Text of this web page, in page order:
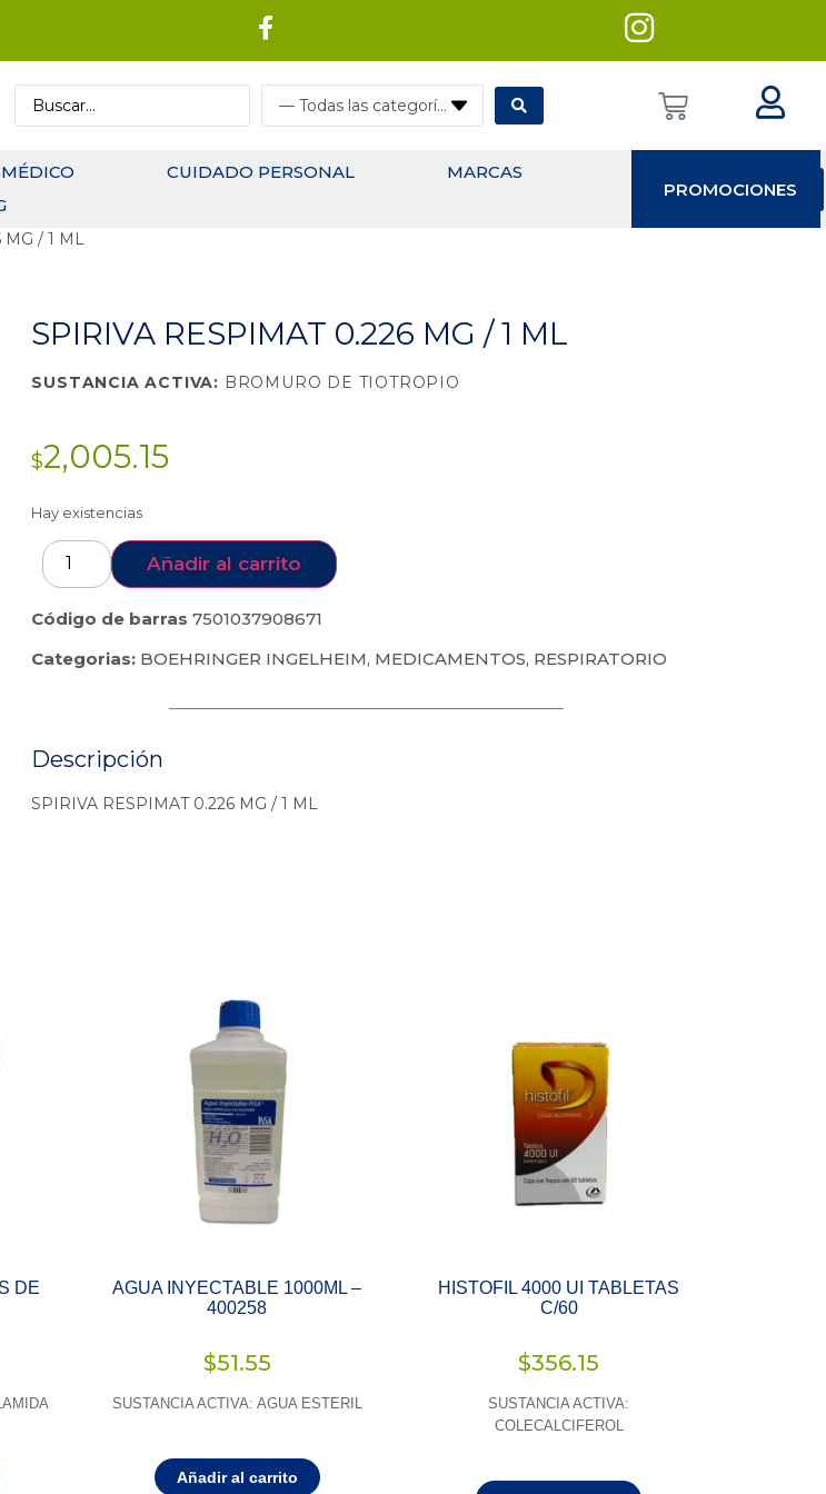
— Todas las categorías
CUIDADO PERSONAL
MARCAS
PROMOCIONES
MG / 1 ML
SPIRIVA RESPIMAT 0.226 MG / 1 ML
SUSTANCIA ACTIVA: BROMURO DE TIOTROPIO
$2,005.15
Hay existencias
Añadir al carrito
Código de barras7501037908671
Categorias: BOEHRINGER INGELHEIM, MEDICAMENTOS, RESPIRATORIO
Descripción
SPIRIVA RESPIMAT 0.226 MG / 1 ML
DE
AGUA INYECTABLE 1000ML –
400258
$51.55
SUSTANCIA ACTIVA: AGUA ESTERIL
Añadir al carrito
HISTOFIL 4000 UI TABLETAS
C/60
$356.15
SUSTANCIA ACTIVA:
COLECALCIFEROL